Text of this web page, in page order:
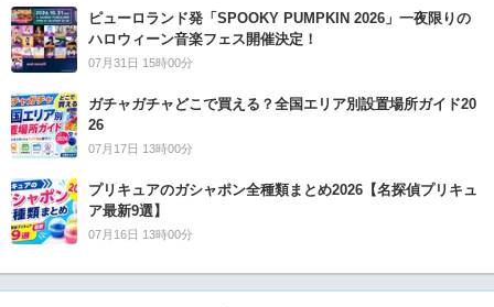
ピューロランド発「SPOOKY PUMPKIN 2026」一夜限りの
ハロウィーン音楽フェス開催決定！
07月31日 15時00分
ガチャガチャどこで買える？全国エリア別設置場所ガイド20
26
07月17日 13時00分
プリキュアのガシャポン全種類まとめ2026【名探偵プリキュ
ア最新9選】
07月16日 13時00分